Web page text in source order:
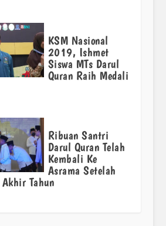
KSM Nasional
2019, Ishmet
Siswa MTs Darul
Quran Raih Medali
Ribuan Santri
Darul Quran Telah
Kembali Ke
Asrama Setelah
Tahun